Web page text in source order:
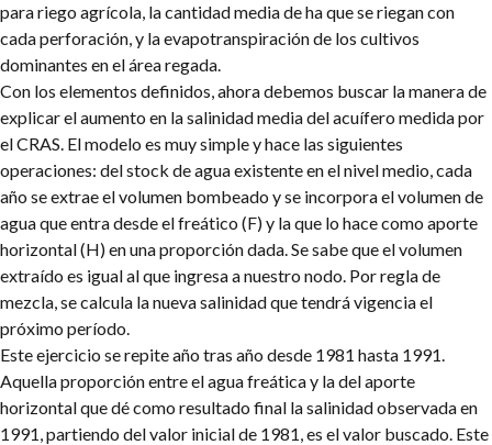
para riego agrícola, la cantidad media de ha que se riegan con
cada perforación, y la evapotranspiración de los cultivos
dominantes en el área regada.
Con los elementos definidos, ahora debemos buscar la manera de
explicar el aumento en la salinidad media del acuífero medida por
el CRAS. El modelo es muy simple y hace las siguientes
operaciones: del stock de agua existente en el nivel medio, cada
año se extrae el volumen bombeado y se incorpora el volumen de
agua que entra desde el freático (F) y la que lo hace como aporte
horizontal (H) en una proporción dada. Se sabe que el volumen
extraído es igual al que ingresa a nuestro nodo. Por regla de
mezcla, se calcula la nueva salinidad que tendrá vigencia el
próximo período.
Este ejercicio se repite año tras año desde 1981 hasta 1991.
Aquella proporción entre el agua freática y la del aporte
horizontal que dé como resultado final la salinidad observada en
1991, partiendo del valor inicial de 1981, es el valor buscado. Este